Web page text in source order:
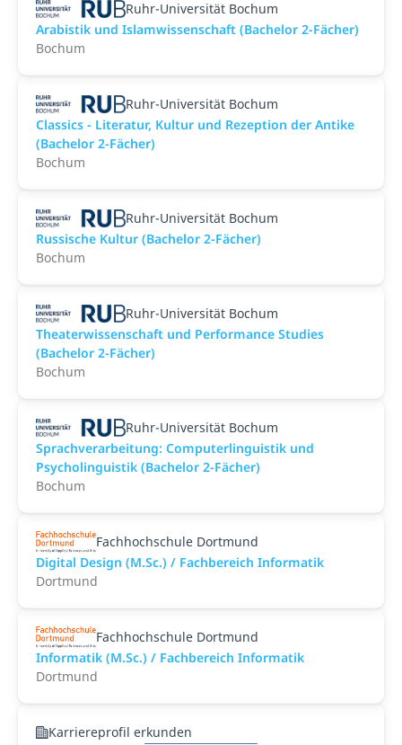
Ruhr-Universität Bochum
Arabistik und Islamwissenschaft (Bachelor 2-Fächer)
Bochum
Ruhr-Universität Bochum
Classics - Literatur, Kultur und Rezeption der Antike
(Bachelor 2-Fächer)
Bochum
Ruhr-Universität Bochum
Russische Kultur (Bachelor 2-Fächer)
Bochum
Ruhr-Universität Bochum
Theaterwissenschaft und Performance Studies
(Bachelor 2-Fächer)
Bochum
Ruhr-Universität Bochum
Sprachverarbeitung: Computerlinguistik und
Psycholinguistik (Bachelor 2-Fächer)
Bochum
Fachhochschule Dortmund
Digital Design (M.Sc.) / Fachbereich Informatik
Dortmund
Fachhochschule Dortmund
Informatik (M.Sc.) / Fachbereich Informatik
Dortmund
Karriereprofil erkunden